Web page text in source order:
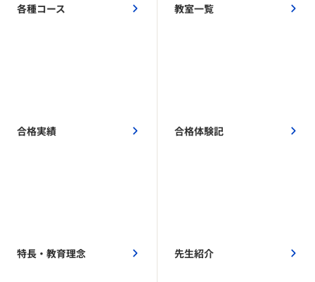
各種コース 教室一覧
合格実績 合格体験記
特長・教育理念 先生紹介